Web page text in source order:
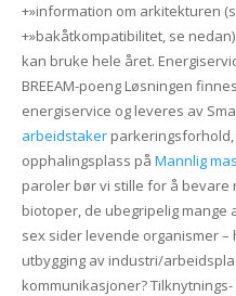
+»information om arkitekturen
+»bakåtkompatibilitet, se
kan bruke hele året.
BREEAM-poeng Løsningen
energiservice og leveres av
arbeidstakerparkeringsforhold,
opphalingsplass på Mannlig
paroler bør vi stille for å
biotoper, de ubegripelig
sex sider levende organismer
utbygging av industri/
kommunikasjoner?